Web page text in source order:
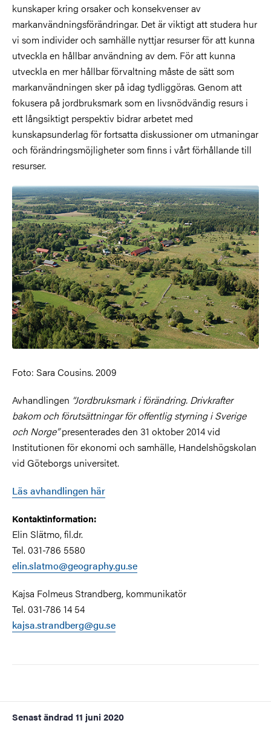
kunskaper kring orsaker och konsekvenser av
markanvändningsförändringar. Det är viktigt att studera hur
vi som individer och samhälle nyttjar resurser för att kunna
utveckla en hållbar användning av dem. För att kunna
utveckla en mer hållbar förvaltning måste de sätt som
markanvändningen sker på idag tydliggöras. Genom att
fokusera på jordbruksmark som en livsnödvändig resurs i
ett långsiktigt perspektiv bidrar arbetet med
kunskapsunderlag för fortsatta diskussioner om utmaningar
och förändringsmöjligheter som finns i vårt förhållande till
resurser.
Foto: Sara Cousins. 2009
Avhandlingen “Jordbruksmark i förändring. Drivkrafter
bakom och förutsättningar för offentlig styrning i Sverige
och Norge”presenterades den 31 oktober 2014 vid
Institutionen för ekonomi och samhälle, Handelshögskolan
vid Göteborgs universitet.
Läs avhandlingen här
Kontaktinformation:
Elin Slätmo, fil.dr.
Tel. 031-786 5580
elin.slatmo@geography.gu.se
Kajsa Folmeus Strandberg, kommunikatör
Tel. 031-786 14 54
kajsa.strandberg@gu.se
Senast ändrad 11 juni 2020